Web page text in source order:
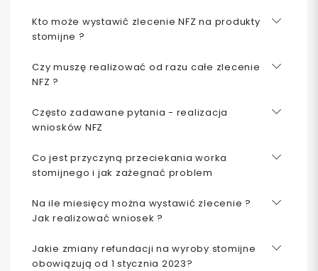
Kto może wystawić zlecenie NFZ na produkty
stomijne ?
Czy muszę realizować od razu całe zlecenie
NFZ ?
Często zadawane pytania - realizacja
wniosków NFZ
Co jest przyczyną przeciekania worka
stomijnego i jak zażegnać problem
Na ile miesięcy można wystawić zlecenie ?
Jak realizować wniosek ?
Jakie zmiany refundacji na wyroby stomijne
obowiązują od 1 stycznia 2023?